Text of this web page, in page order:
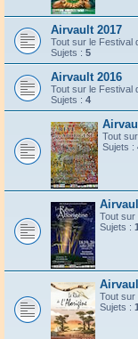
Airvault 2017
Tout sur le Festival
Sujets : 5
Airvault 2016
Tout sur le Festival
Sujets : 4
Tout
Sujets :
Tout sur
Sujets :
Tout sur
Sujets :